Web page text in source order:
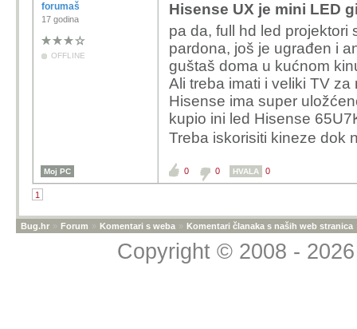
forumaš
17 godina
OFFLINE
Hisense UX je mini LED
pa da, full hd led projektori
pardona, još je ugrađen i
guštaš doma u kućnom
Ali treba imati i veliki TV
Hisense ima super
kupio ini led Hisense
Treba iskorisiti kineze dok
Moj PC 0 0 HVALA 0
1
Bug.hr » Forum » Komentari s weba » Komentari članaka s naših web stranica
Copyright © 2008 -